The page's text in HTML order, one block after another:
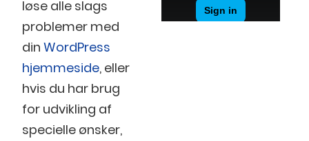
løse alle slags
problemer med
dinWordPress
hjemmeside, eller
hvis du har brug
for udvikling af
specielle ønsker,